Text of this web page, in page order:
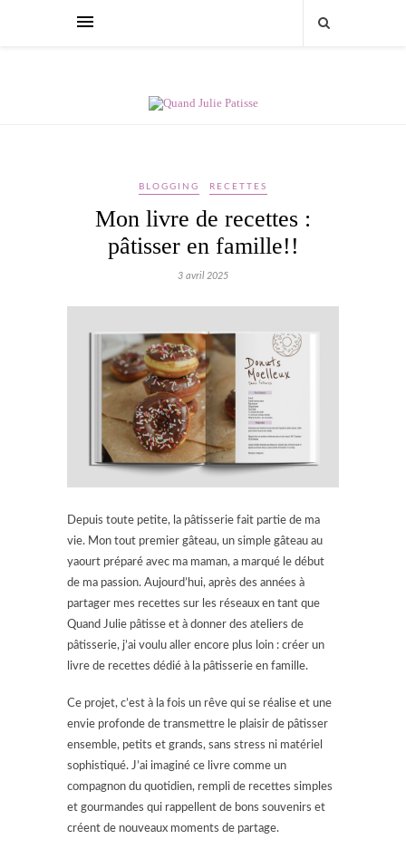
BLOGGING RECETTES
Mon livre de recettes :
pâtisser en famille!!
3 avril 2025
Depuis toute petite, la pâtisserie fait partie de ma
vie. Mon tout premier gâteau, un simple gâteau au
yaourt préparé avec ma maman, a marqué le début
de ma passion. Aujourd’hui, après des années à
partager mes recettes sur les réseaux en tant que
Quand Julie pâtisse et à donner des ateliers de
pâtisserie, j’ai voulu aller encore plus loin : créer un
livre de recettes dédié à la pâtisserie en famille.
Ce projet, c’est à la fois un rêve qui se réalise et une
envie profonde de transmettre le plaisir de pâtisser
ensemble, petits et grands, sans stress ni matériel
sophistiqué. J’ai imaginé ce livre comme un
compagnon du quotidien, rempli de recettes simples
et gourmandes qui rappellent de bons souvenirs et
créent de nouveaux moments de partage.